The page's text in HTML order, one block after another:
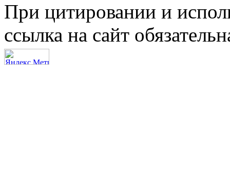
При цитировании и
ссылка на сайт